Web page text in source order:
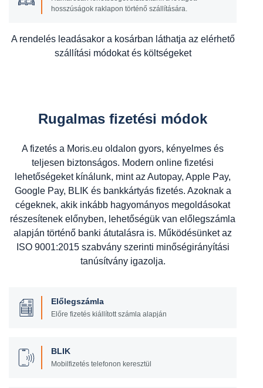
hosszúságok raklapon történő szállítására.
A rendelés leadásakor a kosárban láthatja az elérhető
szállítási módokat és költségeket
Rugalmas fizetési módok
A fizetés a Moris.eu oldalon gyors, kényelmes és
teljesen biztonságos. Modern online fizetési
lehetőségeket kínálunk, mint az Autopay, Apple Pay,
Google Pay, BLIK és bankkártyás fizetés. Azoknak a
cégeknek, akik inkább hagyományos megoldásokat
részesítenek előnyben, lehetőségük van előlegszámla
alapján történő banki átutalásra is. Működésünket az
ISO 9001:2015 szabvány szerinti minőségirányítási
tanúsítvány igazolja.
Előlegszámla
Előre fizetés kiállított számla alapján
BLIK
Mobilfizetés telefonon keresztül